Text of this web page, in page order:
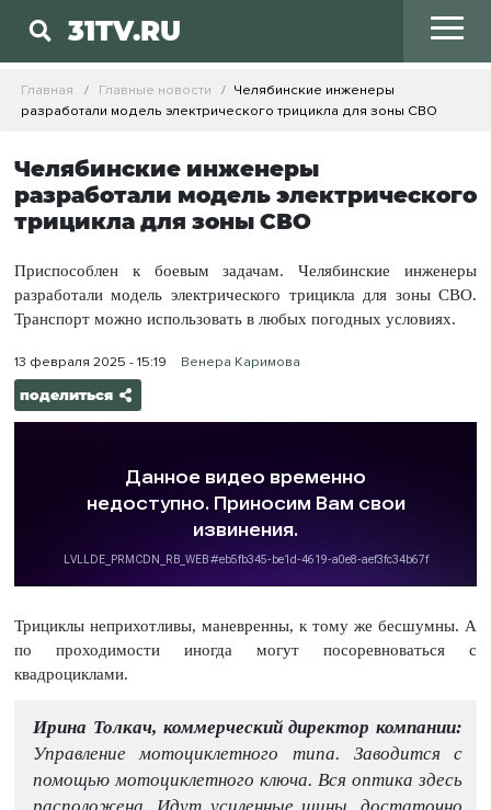
31TV.RU
Главная Главные новости
Челябинские инженеры
разработали модель электрического трицикла для зоны СВО
Челябинские инженеры
разработали модель электрического
трицикла для зоны СВО
Приспособлен к боевым задачам. Челябинские инженеры
разработали модель электрического трицикла для зоны СВО.
Транспорт можно использовать в любых погодных условиях.
13 февраля 2025 - 15:19 Венера Каримова
поделиться
Трициклы неприхотливы, маневренны, к тому же бесшумны. А
по проходимости иногда могут посоревноваться с
квадроциклами.
Ирина Толкач, коммерческий директор компании:
Управление мотоциклетного типа. Заводится с
помощью мотоциклетного ключа. Вся оптика здесь